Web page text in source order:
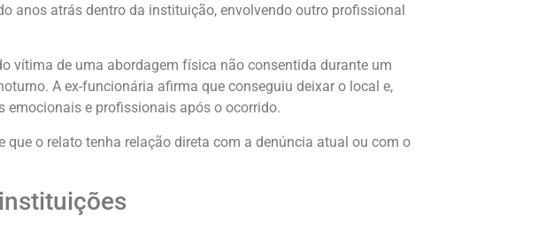
anos atrás dentro da instituição, envolvendo outro profissional
vítima de uma abordagem física não consentida durante um
A ex-funcionária afirma que conseguiu deixar o local e,
emocionais e profissionais após o ocorrido.
que o relato tenha relação direta com a denúncia atual ou com o